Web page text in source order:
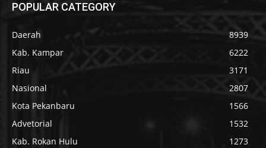
POPULAR CATEGORY
Daerah
8939
Kab. Kampar
6222
Riau
3171
Nasional
2807
Kota Pekanbaru
1566
Advetorial
1532
Kab. Rokan Hulu
1273